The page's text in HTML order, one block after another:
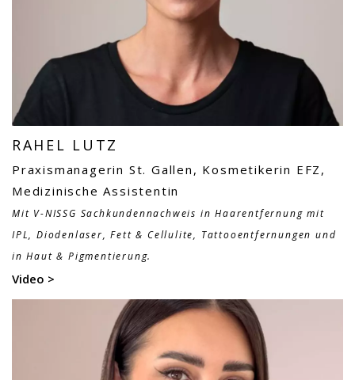
RAHEL LUTZ
Praxismanagerin St. Gallen, Kosmetikerin EFZ,
Medizinische Assistentin
Mit V-NISSG Sachkundennachweis in Haarentfernung mit
IPL, Diodenlaser, Fett & Cellulite, Tattooentfernungen und
in Haut & Pigmentierung.
Video >